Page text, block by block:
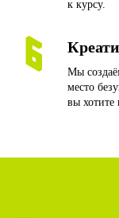
к курсу.
Мы
место
вы хотите